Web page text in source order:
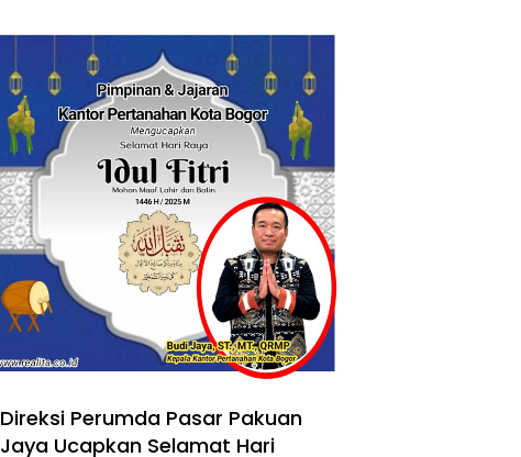
Direksi Perumda Pasar Pakuan
Jaya Ucapkan Selamat Hari